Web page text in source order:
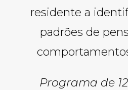
residente a
padrões de
Programa de